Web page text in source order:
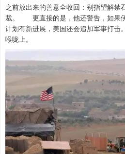
之前放出来的善意全收回：别指望解禁
裁。 更直接的是，他还警告，如果
计划有新进展，美国还会追加军事打击
喉咙上。